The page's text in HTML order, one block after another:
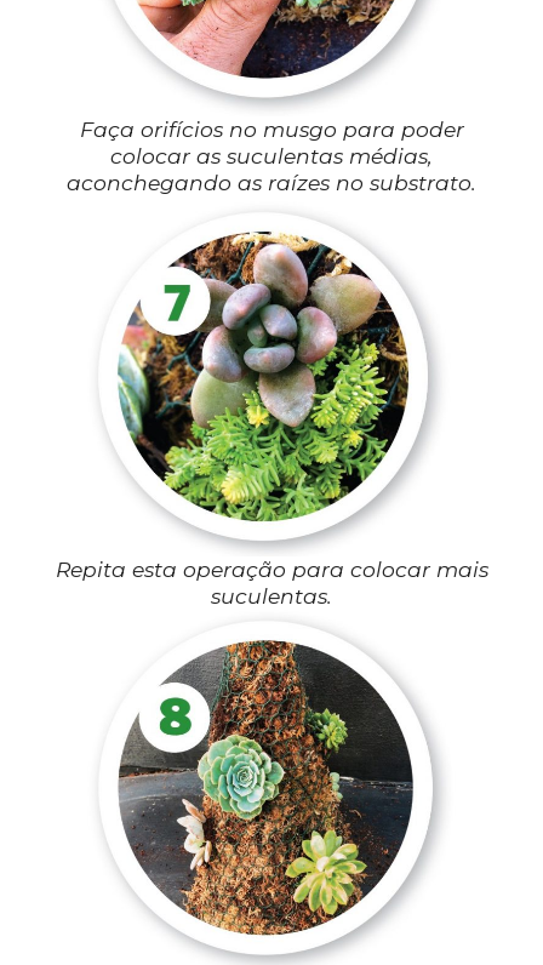
Faça orifícios no musgo para poder
colocar as suculentas médias,
aconchegando as raízes no substrato.
Repita esta operação para colocar mais
suculentas.